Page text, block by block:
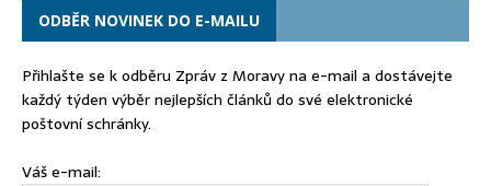
ODBĚR NOVINEK DO E-MAILU
Přihlašte se k odběru Zpráv z Moravy na e-mail a dostávejte
každý týden výběr nejlepších článků do své elektronické
poštovní schránky.
Váš e-mail: